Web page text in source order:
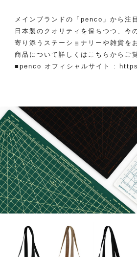
メインブランドの「penco」から注
日本製のクオリティを保ちつつ、今
寄り添うステーショナリーや雑貨を
商品について詳しくはこちらからご
■penco オフィシャルサイト :